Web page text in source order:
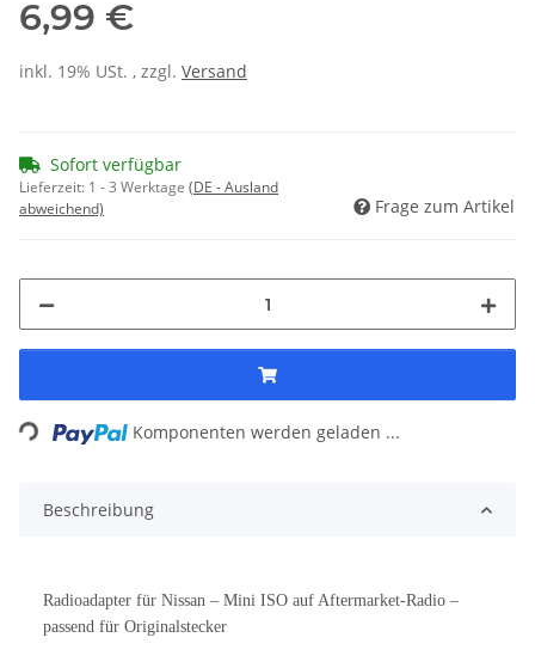
6,99 €
inkl. 19% USt. , zzgl. Versand
Sofort verfügbar
Lieferzeit: 1 - 3 Werktage (DE - Ausland
abweichend)
Frage zum Artikel
Loading... Komponenten werden geladen ...
Beschreibung
Radioadapter für Nissan – Mini ISO auf Aftermarket-Radio –
passend für Originalstecker